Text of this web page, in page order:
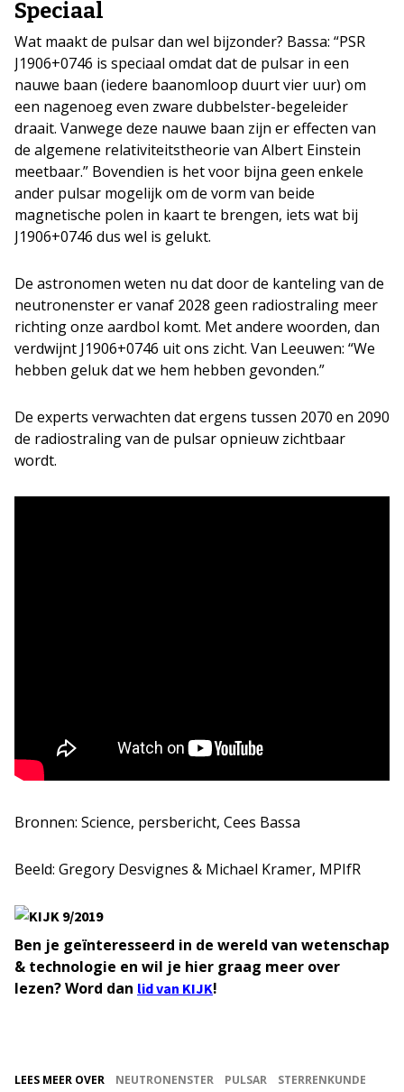
Speciaal
Wat maakt de pulsar dan wel bijzonder? Bassa: “PSR
J1906+0746 is speciaal omdat dat de pulsar in een
nauwe baan (iedere baanomloop duurt vier uur) om
een nagenoeg even zware dubbelster-begeleider
draait. Vanwege deze nauwe baan zijn er effecten van
de algemene relativiteitstheorie van Albert Einstein
meetbaar.” Bovendien is het voor bijna geen enkele
ander pulsar mogelijk om de vorm van beide
magnetische polen in kaart te brengen, iets wat bij
J1906+0746 dus wel is gelukt.
De astronomen weten nu dat door de kanteling van de
neutronenster er vanaf 2028 geen radiostraling meer
richting onze aardbol komt. Met andere woorden, dan
verdwijnt J1906+0746 uit ons zicht. Van Leeuwen: “We
hebben geluk dat we hem hebben gevonden.”
De experts verwachten dat ergens tussen 2070 en 2090
de radiostraling van de pulsar opnieuw zichtbaar
wordt.
Bronnen: Science, persbericht, Cees Bassa
Beeld: Gregory Desvignes & Michael Kramer, MPIfR
Ben je geïnteresseerd in de wereld van wetenschap
& technologie en wil je hier graag meer over
lezen? Word dan lid van KIJK!
LEES MEER OVER NEUTRONENSTER PULSAR
STERRENKUNDE